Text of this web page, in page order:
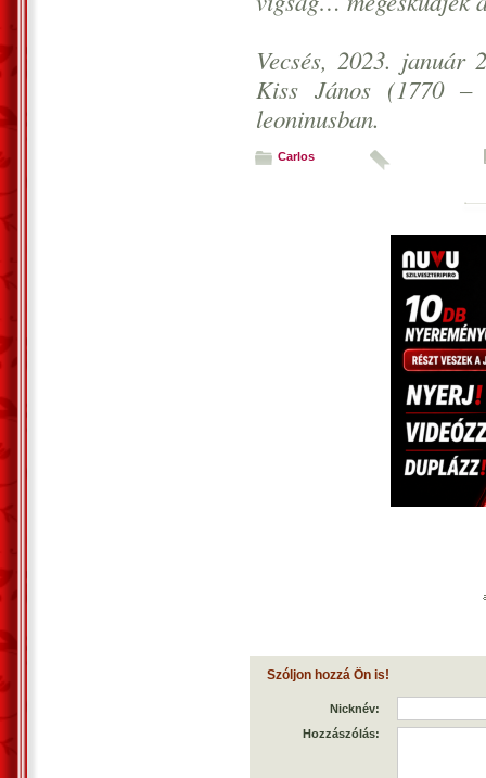
Vecsés, 2023. január
Kiss János (1770 –
leoninusban.
Carlos
Szóljon hozzá Ön is!
Nicknév:
Hozzászólás: